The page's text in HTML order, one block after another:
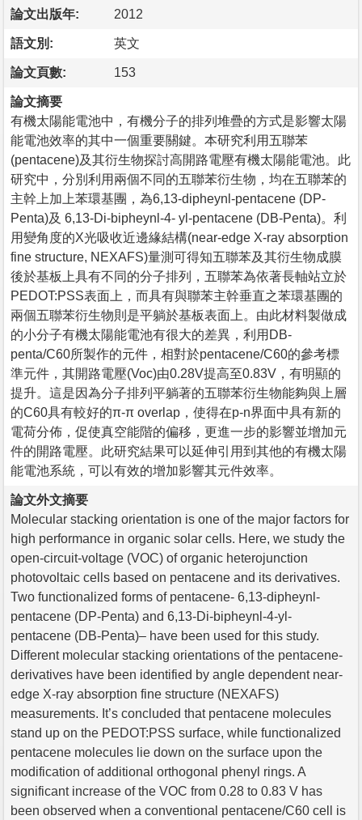
論文出版年: 2012
語文別: 英文
論文頁數: 153
論文摘要
有機太陽能電池中，有機分子的排列堆疊的方式是影響太陽
能電池效率的其中一個重要關鍵。本研究利用五聯苯
(pentacene)及其衍生物探討高開路電壓有機太陽能電池。此
研究中，分別利用兩個不同的五聯苯衍生物，均在五聯苯的
主幹上加上苯環基團，為6,13-dipheynl-pentacene (DP-
Penta)及 6,13-Di-bipheynl-4- yl-pentacene (DB-Penta)。利
用變角度的X光吸收近邊緣結構(near-edge X-ray absorption
fine structure, NEXAFS)量測可得知五聯苯及其衍生物成膜
後於基板上具有不同的分子排列，五聯苯為依著長軸站立於
PEDOT:PSS表面上，而具有與聯苯主幹垂直之苯環基團的
兩個五聯苯衍生物則是平躺於基板表面上。由此材料製做成
的小分子有機太陽能電池有很大的差異，利用DB-
penta/C60所製作的元件，相對於pentacene/C60的參考標
準元件，其開路電壓(Voc)由0.28V提高至0.83V，有明顯的
提升。這是因為分子排列平躺著的五聯苯衍生物能夠與上層
的C60具有較好的π-π overlap，使得在p-n界面中具有新的
電荷分佈，促使真空能階的偏移，更進一步的影響並增加元
件的開路電壓。此研究結果可以延伸引用到其他的有機太陽
能電池系統，可以有效的增加影響其元件效率。
論文外文摘要
Molecular stacking orientation is one of the major factors for
high performance in organic solar cells. Here, we study the
open-circuit-voltage (VOC) of organic heterojunction
photovoltaic cells based on pentacene and its derivatives.
Two functionalized forms of pentacene- 6,13-dipheynl-
pentacene (DP-Penta) and 6,13-Di-bipheynl-4-yl-
pentacene (DB-Penta)– have been used for this study.
Different molecular stacking orientations of the pentacene-
derivatives have been identified by angle dependent near-
edge X-ray absorption fine structure (NEXAFS)
measurements. It’s concluded that pentacene molecules
stand up on the PEDOT:PSS surface, while functionalized
pentacene molecules lie down on the surface upon the
modification of additional orthogonal phenyl rings. A
significant increase of the VOC from 0.28 to 0.83 V has
been observed when a conventional pentacene/C60 cell is